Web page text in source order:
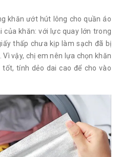
khăn ướt hút lông cho quần áo
của khăn: với lực quay lớn trong
thấp chưa kịp làm sạch đã bị
vậy, chị em nên lựa chọn khăn
tính dẻo dai cao để cho vào